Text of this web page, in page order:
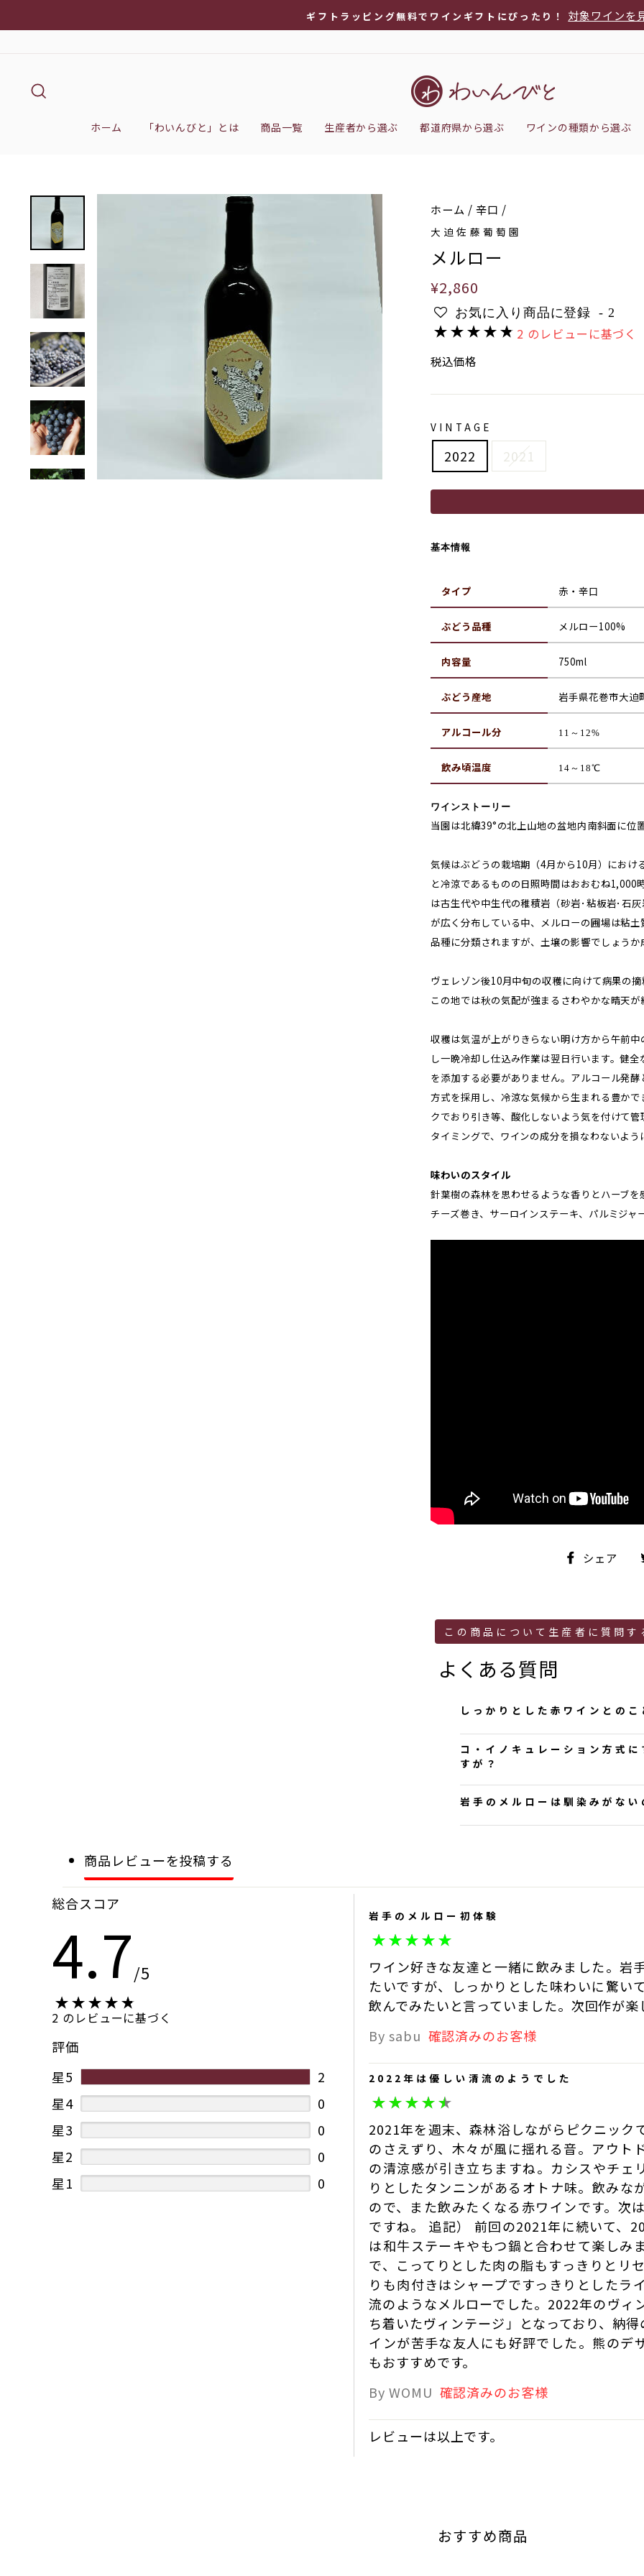
へ
ス
ド
ョ
止
ギフトラッピング無料でワインギフトにぴったり！
対象ワインを
ホーム 「わいんびと」とは 商品一覧 生産者から選ぶ 都道府県から選ぶ ワインの種類から選ぶ
ホーム / 辛口 /
大迫佐藤葡萄園
メルロー
通
常
価
格
¥2,860
お気に入り商品に登録 - 2
2 のレビューに基づく
税込価格
VINTAGE
2022 2021
基本情報
タイプ 赤・辛口
ぶどう品種 メルロー100%
内容量 750ml
ぶどう産地 岩手県花巻市大迫
アルコール分 11～12%
飲み頃温度 14～18℃
ワインストーリー
当園は北緯39°の北上山地の盆地内南斜面に位
気候はぶどうの栽培期（4月から10月）にお
と冷涼であるものの日照時間はおおむね1,000
は古生代や中生代の稚積岩（砂岩･粘板岩･石
が広く分布している中、メルローの圃場は粘
品種に分類されますが、土壌の影響でしょう
ヴェレゾン後10月中旬の収穫に向けて病果の
この地では秋の気配が強まるさわやかな晴天
収穫は気温が上がりきらない明け方から午前
し一晩冷却し仕込み作業は翌日行います。健
を添加する必要がありません。アルコール発
方式を採用し、冷涼な気候から生まれる豊か
クでおり引き等、酸化しないよう気を付けて
タイミングで、ワインの成分を損なわないよう
味わいのスタイル
針葉樹の森林を思わせるような香りとハーブ
チーズ巻き、サーロインステーキ、パルミジャ
シェア
シ
この商品について生産者に質問す
よくある質問
しっかりとした赤ワインとの
Noma様、
お問い合わせいただきありが
炭火で焼いた風味が当ヴィン
比較するとタレの方がお勧めです。
よろしくお願いいたします。
コ・イノキュレーション方式
すが？
jk様、お問い合わせいただき
の状態でアルコール発酵と
当園の2021ヴィンテージはメ
徴です。
岩手のメルローは馴染みがな
の秋雨前線が南下して晴天が
ヴェレゾンから約２か月間ゆ
大迫佐藤葡萄園 佐藤直人
大迫佐藤葡萄園 2022-08-16
商品レビューを投稿する
総合スコア
4.7/5
2 のレビューに基づく
評価
星5
2
星4
0
星3
0
星2
0
星1
0
岩手のメルロー初体験
ワイン好きな友達と一緒に飲みました。岩
たいですが、しっかりとした味わいに驚い
飲んでみたいと言っていました。次回作が楽
By sabu 確認済みのお客様
2022年は優しい清流のようでした
2021年を週末、森林浴しながらピクニック
のさえずり、木々が風に揺れる音。アウト
の清涼感が引き立ちますね。カシスやチェ
りとしたタンニンがあるオトナ味。飲みな
ので、また飲みたくなる赤ワインです。次
ですね。 追記） 前回の2021年に続いて、
は和牛ステーキやもつ鍋と合わせて楽しみ
で、こってりとした肉の脂もすっきりとリ
りも肉付きはシャープですっきりとしたラ
流のようなメルローでした。2022年のヴィ
ち着いたヴィンテージ」となっており、納
インが苦手な友人にも好評でした。熊のデ
もおすすめです。
By WOMU 確認済みのお客様
レビューは以上です。
おすすめ商品